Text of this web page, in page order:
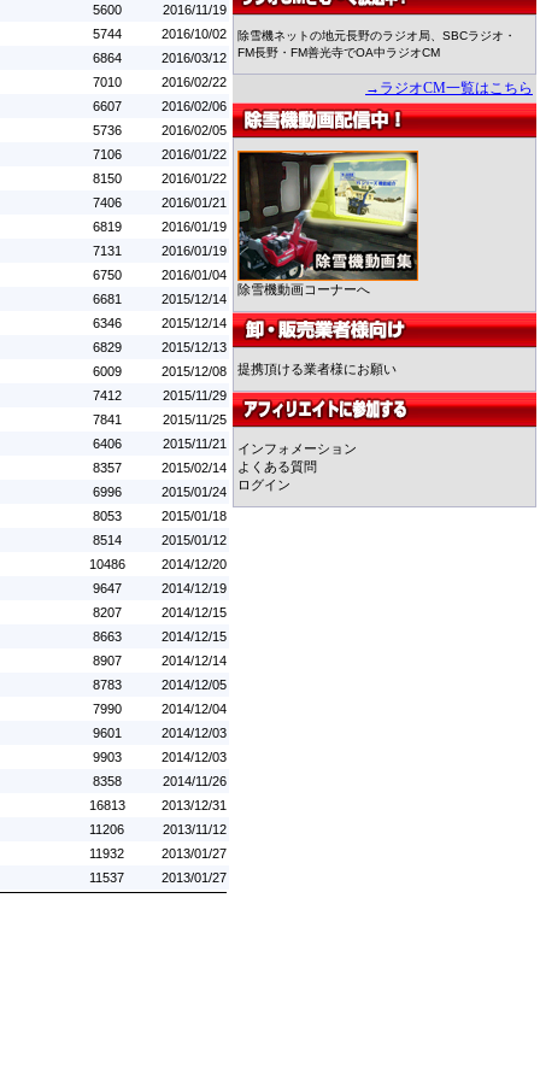
5600
2016/11/19
5744
2016/10/02
6864
2016/03/12
7010
2016/02/22
6607
2016/02/06
5736
2016/02/05
7106
2016/01/22
8150
2016/01/22
7406
2016/01/21
6819
2016/01/19
7131
2016/01/19
6750
2016/01/04
6681
2015/12/14
6346
2015/12/14
6829
2015/12/13
6009
2015/12/08
7412
2015/11/29
7841
2015/11/25
6406
2015/11/21
8357
2015/02/14
6996
2015/01/24
8053
2015/01/18
8514
2015/01/12
10486
2014/12/20
9647
2014/12/19
8207
2014/12/15
8663
2014/12/15
8907
2014/12/14
8783
2014/12/05
7990
2014/12/04
9601
2014/12/03
9903
2014/12/03
8358
2014/11/26
16813
2013/12/31
11206
2013/11/12
11932
2013/01/27
11537
2013/01/27
除雪機ネットの地元長野のラジオ局、SBCラジオ・
FM長野・FM善光寺でOA中ラジオCM
→ラジオCM一覧はこちら
除雪機動画コーナーへ
提携頂ける業者様にお願い
インフォメーション
よくある質問
ログイン